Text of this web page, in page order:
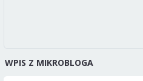
WPIS Z MIKROBLOGA